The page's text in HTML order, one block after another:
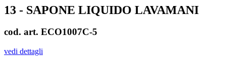
13 - SAPONE LIQUIDO LAVAMANI
cod. art. ECO1007C-5
vedi dettagli